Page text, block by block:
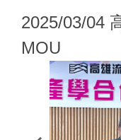
2025/03/04
MOU